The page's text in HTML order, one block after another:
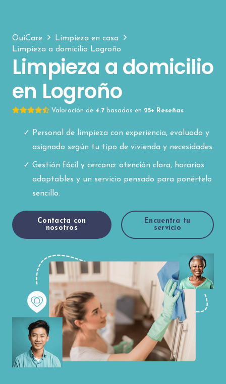
OuiCare
Limpieza en casa
Limpieza a domicilio Logroño
Limpieza a domicilio
en Logroño
Valoración de 4.7 basadas en 25+ Reseñas
Personal de limpieza con experiencia, evaluado y
asignado según tu tipo de vivienda y necesidades.
Gestión fácil y cercana: atención clara, horarios
adaptables y un servicio pensado para ponértelo
sencillo.
Contacta con
nosotros
Encuentra tu
servicio